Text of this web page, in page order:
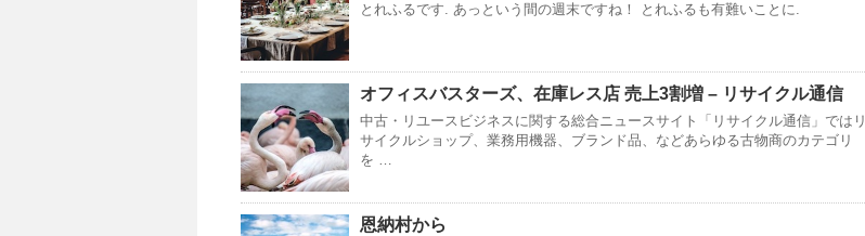
とれふるです. あっという間の週末ですね！ とれふるも有難いことに.
オフィスバスターズ、在庫レス店 売上3割増 – リサイクル通信
中古・リユースビジネスに関する総合ニュースサイト「リサイクル通信」ではリ
サイクルショップ、業務用機器、ブランド品、などあらゆる古物商のカテゴリ
を …
恩納村から